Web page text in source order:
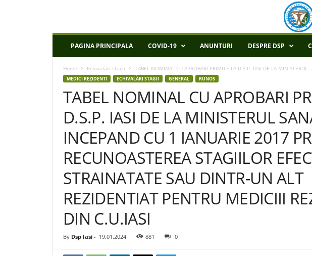
P
PAGINA PRINCIPALA COVID-19 ANUNTURI DESPRE DSP
Home Echivalări stagii TABEL NOMINAL CU APROBARI PRIMITE LA D.S.P. IASI DE LA MINISTERUL...
MEDICI REZIDENTI ECHIVALĂRI STAGII GENERAL RUNOS
TABEL NOMINAL CU APROBARI
D.S.P. IASI DE LA MINISTERUL
INCEPAND CU 1 IANUARIE 2017
RECUNOASTEREA STAGIILOR
STRAINATATE SAU DINTR-UN ALT
REZIDENTIAT PENTRU MEDICIII
DIN C.U.IASI
By Dsp Iasi - 19.01.2024 881 0